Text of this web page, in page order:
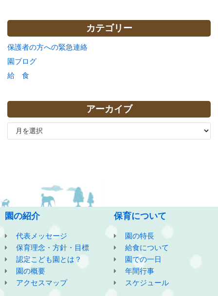
カテゴリー
保護者の方への緊急連絡
園ブログ
給 食
アーカイブ
園の紹介
代表メッセージ
保育理念・方針・目標
認定こども園とは？
園の概要
アクセスマップ
保育について
園の特長
給食について
園での一日
年間行事
スケジュール